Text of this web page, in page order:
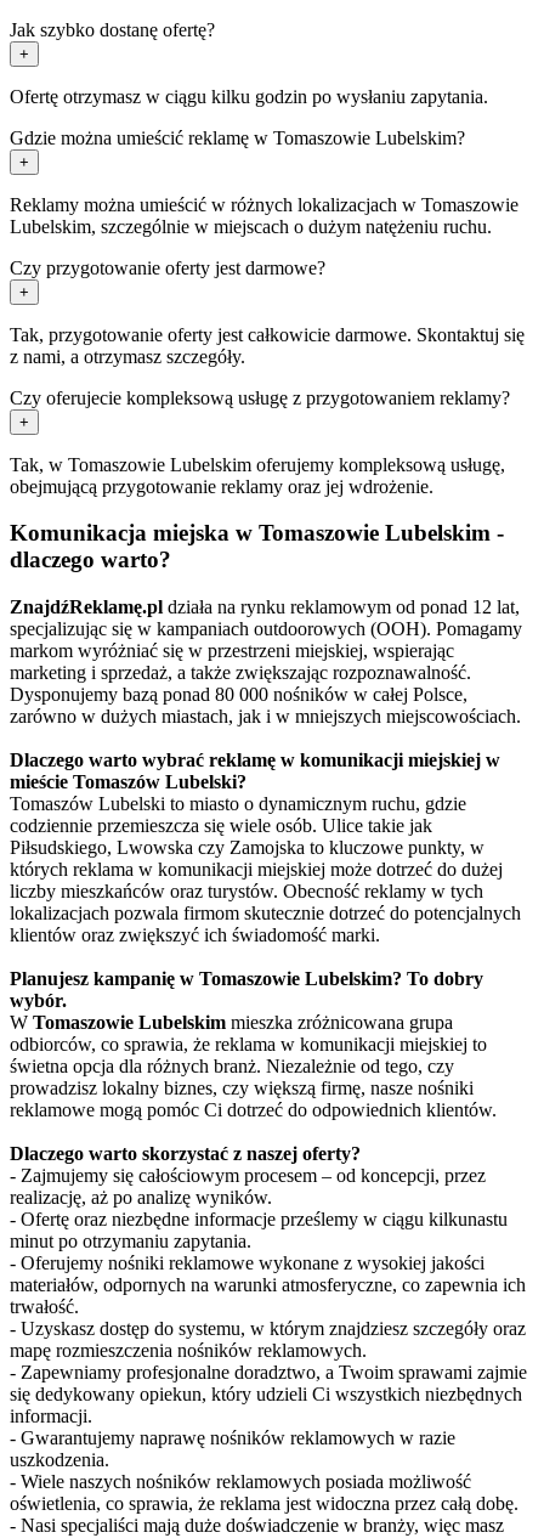
Jak szybko dostanę ofertę?
+
Ofertę otrzymasz w ciągu kilku godzin po wysłaniu zapytania.
Gdzie można umieścić reklamę w Tomaszowie Lubelskim?
+
Reklamy można umieścić w różnych lokalizacjach w Tomaszowie
Lubelskim, szczególnie w miejscach o dużym natężeniu ruchu.
Czy przygotowanie oferty jest darmowe?
+
Tak, przygotowanie oferty jest całkowicie darmowe. Skontaktuj się
z nami, a otrzymasz szczegóły.
Czy oferujecie kompleksową usługę z przygotowaniem reklamy?
+
Tak, w Tomaszowie Lubelskim oferujemy kompleksową usługę,
obejmującą przygotowanie reklamy oraz jej wdrożenie.
Komunikacja miejska w Tomaszowie Lubelskim -
dlaczego warto?
ZnajdźReklamę.pl działa na rynku reklamowym od ponad 12 lat,
specjalizując się w kampaniach outdoorowych (OOH). Pomagamy
markom wyróżniać się w przestrzeni miejskiej, wspierając
marketing i sprzedaż, a także zwiększając rozpoznawalność.
Dysponujemy bazą ponad 80 000 nośników w całej Polsce,
zarówno w dużych miastach, jak i w mniejszych miejscowościach.
Dlaczego warto wybrać reklamę w komunikacji miejskiej w
mieście Tomaszów Lubelski?
Tomaszów Lubelski to miasto o dynamicznym ruchu, gdzie
codziennie przemieszcza się wiele osób. Ulice takie jak
Piłsudskiego, Lwowska czy Zamojska to kluczowe punkty, w
których reklama w komunikacji miejskiej może dotrzeć do dużej
liczby mieszkańców oraz turystów. Obecność reklamy w tych
lokalizacjach pozwala firmom skutecznie dotrzeć do potencjalnych
klientów oraz zwiększyć ich świadomość marki.
Planujesz kampanię w Tomaszowie Lubelskim? To dobry
wybór.
W Tomaszowie Lubelskim mieszka zróżnicowana grupa
odbiorców, co sprawia, że reklama w komunikacji miejskiej to
świetna opcja dla różnych branż. Niezależnie od tego, czy
prowadzisz lokalny biznes, czy większą firmę, nasze nośniki
reklamowe mogą pomóc Ci dotrzeć do odpowiednich klientów.
Dlaczego warto skorzystać z naszej oferty?
- Zajmujemy się całościowym procesem – od koncepcji, przez
realizację, aż po analizę wyników.
- Ofertę oraz niezbędne informacje prześlemy w ciągu kilkunastu
minut po otrzymaniu zapytania.
- Oferujemy nośniki reklamowe wykonane z wysokiej jakości
materiałów, odpornych na warunki atmosferyczne, co zapewnia ich
trwałość.
- Uzyskasz dostęp do systemu, w którym znajdziesz szczegóły oraz
mapę rozmieszczenia nośników reklamowych.
- Zapewniamy profesjonalne doradztwo, a Twoim sprawami zajmie
się dedykowany opiekun, który udzieli Ci wszystkich niezbędnych
informacji.
- Gwarantujemy naprawę nośników reklamowych w razie
uszkodzenia.
- Wiele naszych nośników reklamowych posiada możliwość
oświetlenia, co sprawia, że reklama jest widoczna przez całą dobę.
- Nasi specjaliści mają duże doświadczenie w branży, więc masz